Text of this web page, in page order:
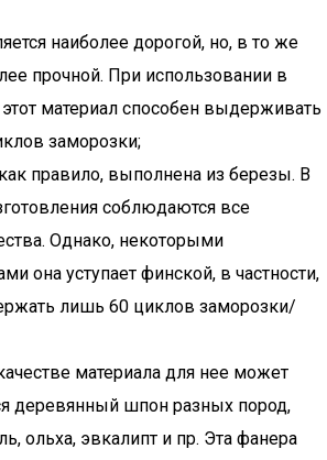
наиболее дорогой, но, в то же
прочной. При использовании в
этот материал способен выдерживать
заморозки;
правило, выполнена из березы. В
соблюдаются все
Однако, некоторыми
она уступает финской, в частности,
лишь 60 циклов заморозки/
материала для нее может
деревянный шпон разных пород,
ольха, эвкалипт и пр. Эта фанера